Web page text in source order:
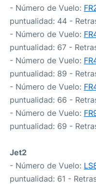
- Número de Vuelo:
puntualidad: 44 -
- Número de Vuelo:
puntualidad: 67 -
- Número de Vuelo:
puntualidad: 89 -
- Número de Vuelo:
puntualidad: 66 -
- Número de Vuelo:
puntualidad: 69 -
Jet2
- Número de Vuelo:
puntualidad: 61 -